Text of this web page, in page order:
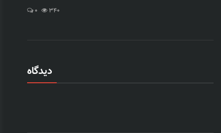
0 340
دیدگاه